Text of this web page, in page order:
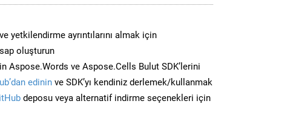
yetkilendirme ayrıntılarını almak için
oluşturun
Aspose.Words ve Aspose.Cells Bulut SDK’lerini
edinin ve SDK’yı kendiniz derlemek/kullanmak
deposu veya alternatif indirme seçenekleri için